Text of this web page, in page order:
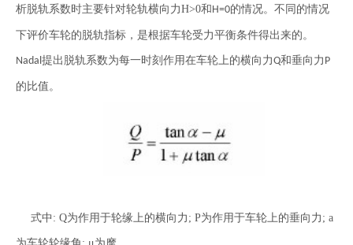
析脱轨系数时主要针对轮轨横向力H>0和 H=0的情况。不同的情况
下评价车轮的脱轨指标，是根据车轮受力平衡条件得出来的。
Nadal提出脱轨系数为每一时刻作用在车轮上的横向力Q和垂向力 P
的比值。
式中: Q为作用于轮缘上的横向力; P为作用于车轮上的垂向力; a